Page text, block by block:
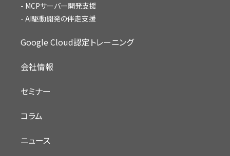
MCPサーバー開発支援
AI駆動開発の伴走支援
Google Cloud認定トレーニング
会社情報
セミナー
コラム
ニュース